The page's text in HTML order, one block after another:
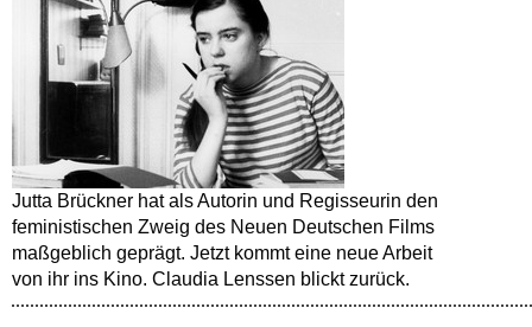
Jutta Brückner hat als Autorin und Regisseurin den
feministischen Zweig des Neuen Deutschen Films
maßgeblich geprägt. Jetzt kommt eine neue Arbeit
von ihr ins Kino. Claudia Lenssen blickt zurück.